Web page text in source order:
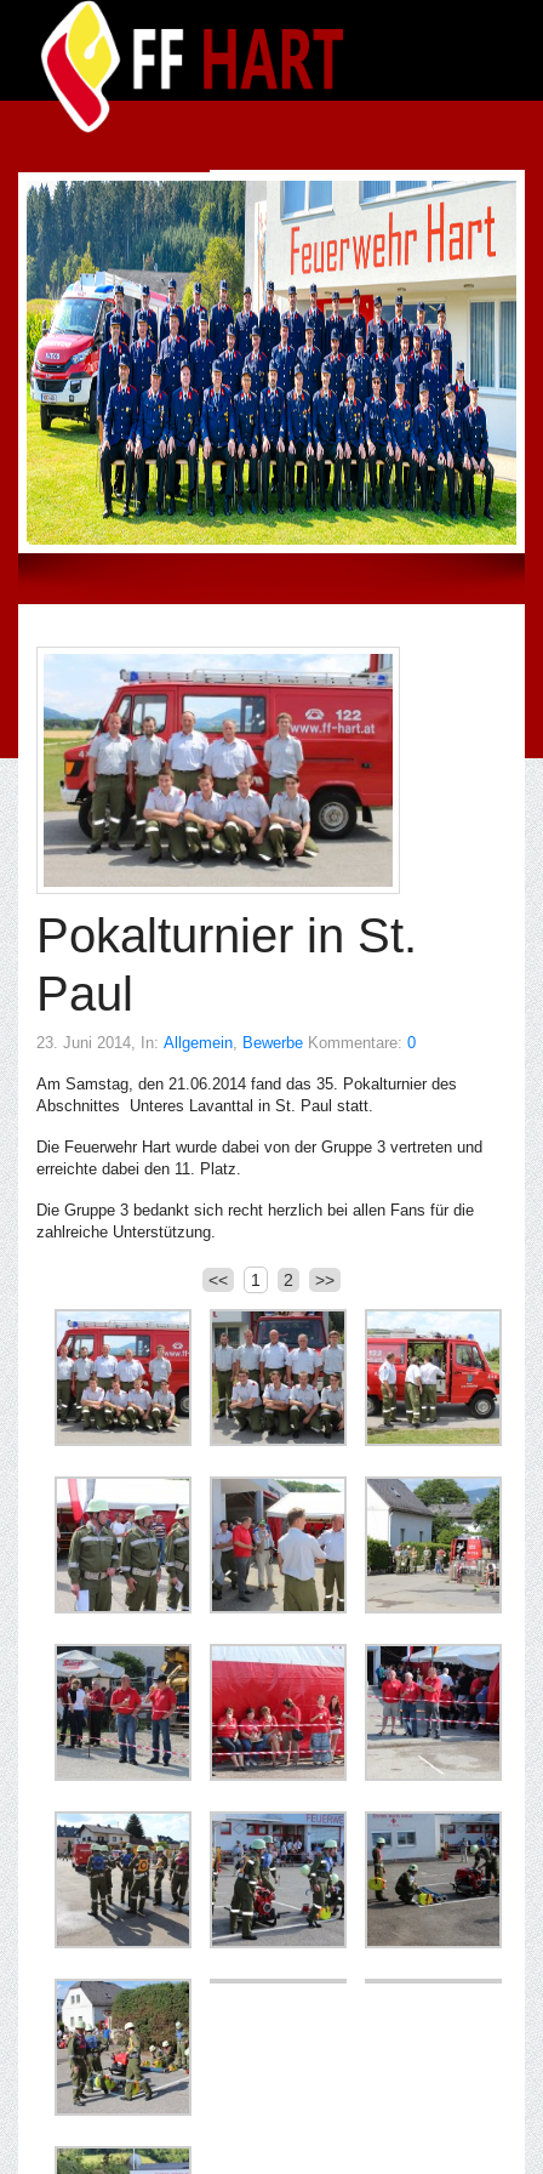
Pokalturnier in St.
Paul
23. Juni 2014, In: Allgemein, Bewerbe Kommentare: 0
Am Samstag, den 21.06.2014 fand das 35. Pokalturnier des
Abschnittes Unteres Lavanttal in St. Paul statt.
Die Feuerwehr Hart wurde dabei von der Gruppe 3 vertreten und
erreichte dabei den 11. Platz.
Die Gruppe 3 bedankt sich recht herzlich bei allen Fans für die
zahlreiche Unterstützung.
<< 1 2 >>